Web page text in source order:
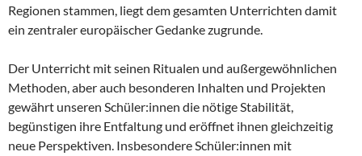
Regionen stammen, liegt dem gesamten Unterrichten damit
ein zentraler europäischer Gedanke zugrunde.
Der Unterricht mit seinen Ritualen und außergewöhnlichen
Methoden, aber auch besonderen Inhalten und Projekten
gewährt unseren Schüler:innen die nötige Stabilität,
begünstigen ihre Entfaltung und eröffnet ihnen gleichzeitig
neue Perspektiven. Insbesondere Schüler:innen mit